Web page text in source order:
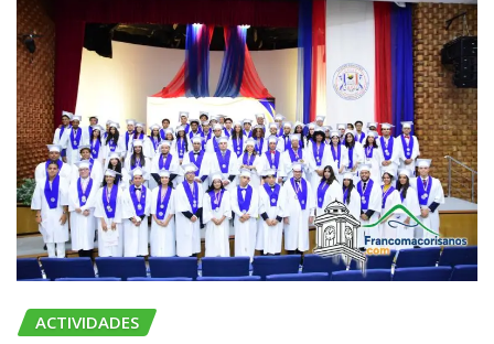
ACTIVIDADES